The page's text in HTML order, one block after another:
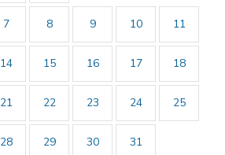
7 8 9 10 11
14 15 16 17 18
21 22 23 24 25
28 29 30 31